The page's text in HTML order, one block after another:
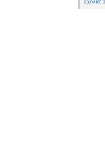
Σχόλια: 1